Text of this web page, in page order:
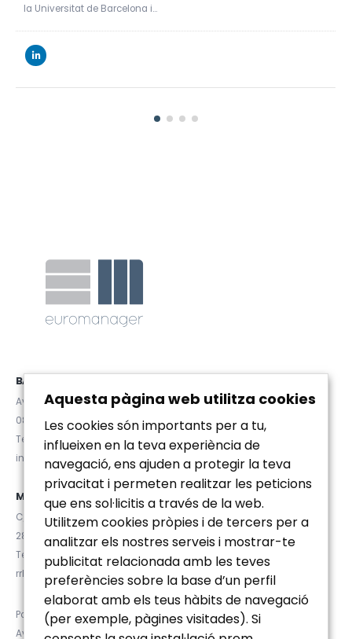
ESERP, Bachelor in Business…
BARCELONA
Avda. Diagonal 467, Pral. 2ª
08036 (Barcelona)
Tel. (+34) 93 467 84 67
info@euromanager.es
MADRID
C/ Velázquez 92, 4ºD
28006 (Madrid)
Tel. (+34) 91 781 92 20
rrhh@euromanager.es
Política de privacidad
Aviso Legal
Aquesta pàgina web utilitza cookies
Les cookies són importants per a tu,
influeixen en la teva experiència de
navegació, ens ajuden a protegir la teva
privacitat i permeten realitzar les peticions
que ens sol·licitis a través de la web.
Utilitzem cookies pròpies i de tercers per a
analitzar els nostres serveis i mostrar-te
publicitat relacionada amb les teves
preferències sobre la base d’un perfil
elaborat amb els teus hàbits de navegació
(per exemple, pàgines visitades). Si